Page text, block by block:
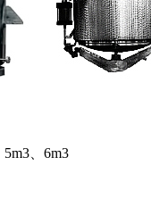
门等组成。
20-80目的滤网。
、6m3